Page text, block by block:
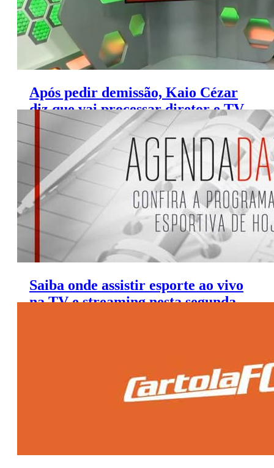
Após pedir demissão, Kaio Cézar
diz que vai processar diretor e TV
Verdes Mares
Saiba onde assistir esporte ao vivo
na TV e streaming nesta segunda